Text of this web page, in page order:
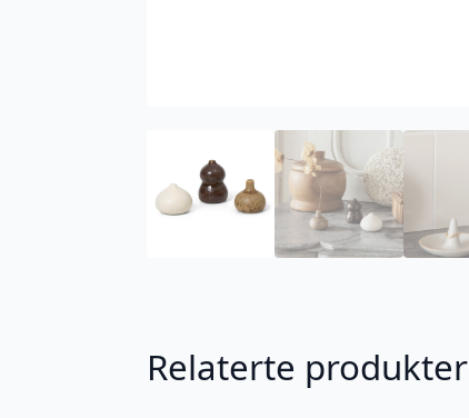
Relaterte produkter